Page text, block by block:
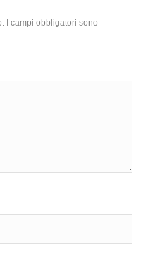
I campi obbligatori sono